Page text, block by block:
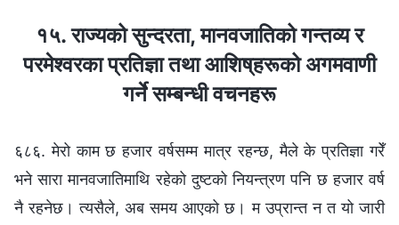
१५. राज्यको सुन्दरता, मानवजातिको गन्तव्य र
परमेश्‍वरका प्रतिज्ञा तथा आशिष्‌हरूको अगमवाणी
गर्ने सम्बन्धी वचनहरू
६८६. मेरो काम छ हजार वर्षसम्म मात्र रहन्छ, मैले के प्रतिज्ञा गरेँ
भने सारा मानवजातिमाथि रहेको दुष्टको नियन्त्रण पनि छ हजार वर्ष
नै रहनेछ। त्यसैले, अब समय आएको छ। म उप्रान्त न त यो जारी